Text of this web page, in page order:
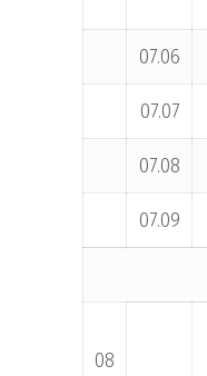
07.06
07.07
07.08
07.09
08